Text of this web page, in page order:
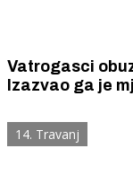
Vatrogasci
Izazvao ga je
borila 32
14. Travanj